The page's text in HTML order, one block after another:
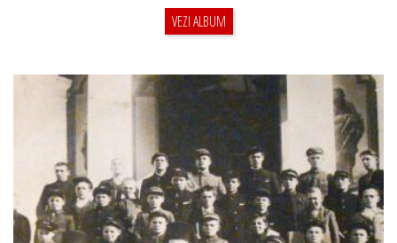
VEZI ALBUM